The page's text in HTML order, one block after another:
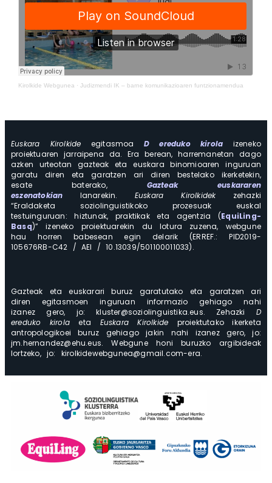
Kirolkide Webgunea ·Judizmendi IK – barne komunikazioaren funtzionamendua
Euskara Kirolkide egitasmoa D ereduko kirola
izeneko
proiektuaren jarraipena da. Era berean, harremanetan dago
azken urteotan gazteak eta euskara binomioaren inguruan
garatu diren eta garatzen ari diren bestelako ikerketekin,
esate baterako, Gazteak euskararen
eszenatokian lanarekin. Euskara Kirolkidek zehazki
“Eraldaketa soziolinguistikoko prozesuak euskal
testuinguruan: hiztunak, praktikak eta agentzia (EquiLing-
Basq)” izeneko proiektuarekin du lotura zuzena, webgune
hau horren babesean egin delarik (ERREF.: PID2019-
105676RB-C42 / AEI / 10.13039/501100011033).
Gazteak eta euskarari buruz garatutako eta garatzen ari
diren egitasmoen inguruan informazio gehiago nahi
izanez gero, jo: kluster@soziolinguistika.eus. Zehazki D
ereduko kirolaeta Euskara Kirolkide proiektutako ikerketa
antropologikoei buruz gehiago jakin nahi izanez gero, jo:
jm.hernandez@ehu.eus. Webgune honi buruzko argibideak
lortzeko, jo: kirolkidewebgunea@gmail.com-era.